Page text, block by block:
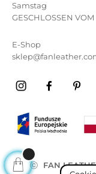
Samstag
GESCHLOSSEN VOM
E-Shop
ⓒ FAN